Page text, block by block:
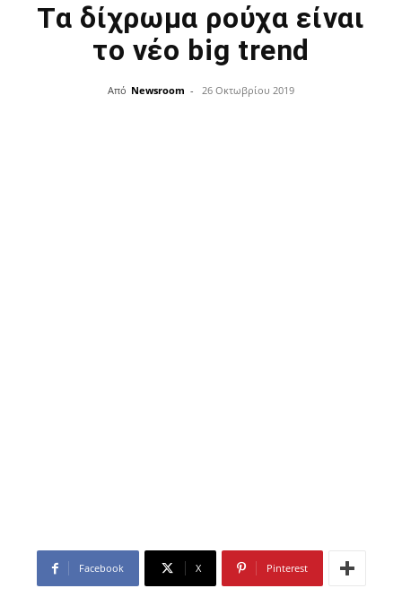
Τα δίχρωμα ρούχα είναι
το νέο big trend
Από Newsroom - 26 Οκτωβρίου 2019
Facebook X Pinterest